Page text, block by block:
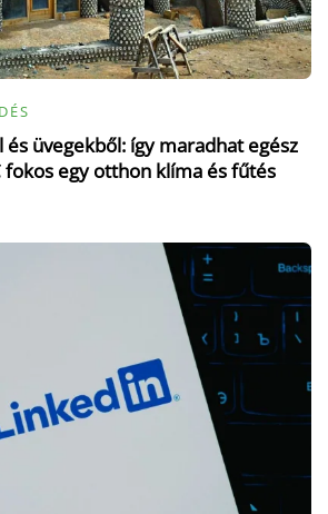
üvegekből: így maradhat egész
fokos egy otthon klíma és fűtés